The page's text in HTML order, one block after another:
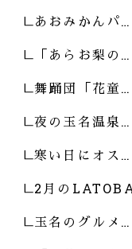
あおみかんパ…
「あらお梨の…
舞踊団「花童…
夜の玉名温泉…
寒い日にオス…
2月の
玉名のグルメ…